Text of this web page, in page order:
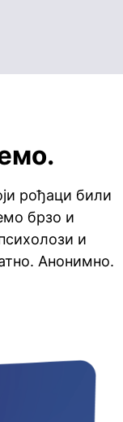
рођаци били
брзо и
и
Анонимно.